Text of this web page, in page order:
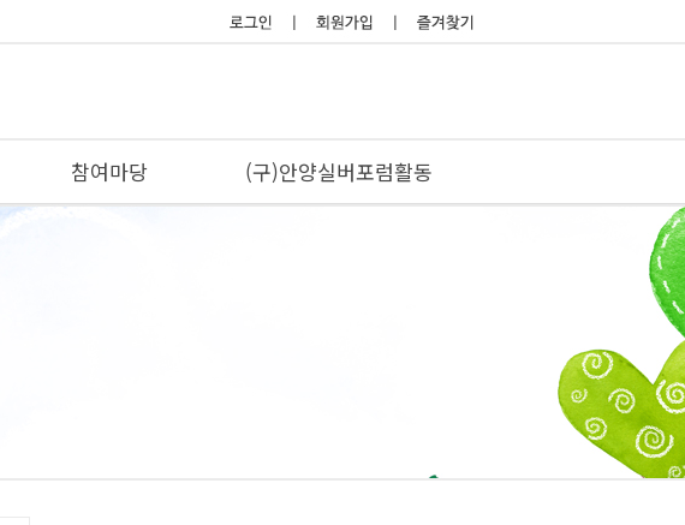
참여마당 (구)안양실버포럼활동